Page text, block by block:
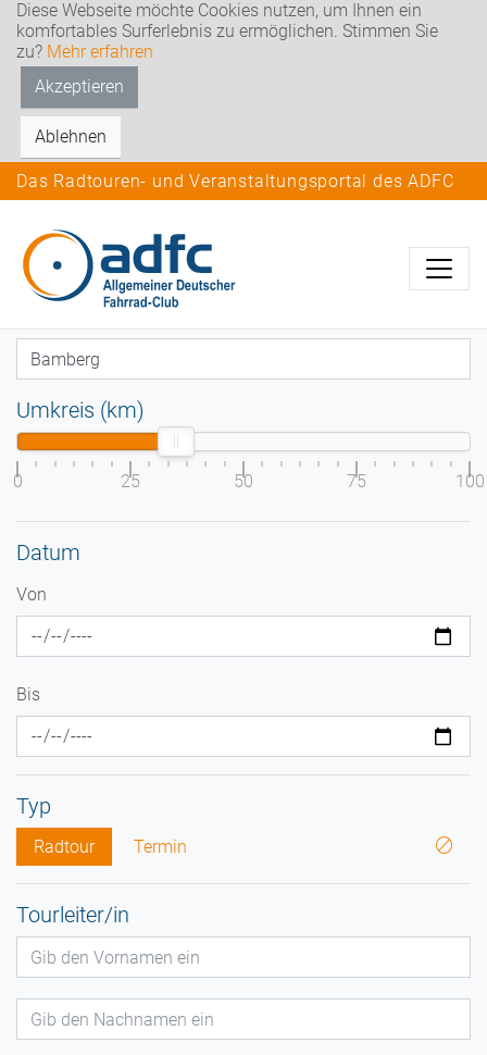
Diese Webseite möchte Cookies nutzen, um Ihnen ein
komfortables Surferlebnis zu ermöglichen. Stimmen Sie
zu? Mehr erfahren
Akzeptieren
Ablehnen
Das Radtouren- und Veranstaltungsportal des ADFC
Umkreis (km)
0 25 50 75 100
Datum
Von
Bis
Typ
Radtour Termin
Tourleiter/in